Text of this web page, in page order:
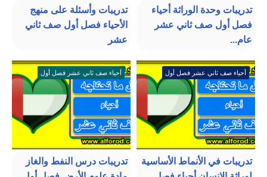
تدريبات وحدة الوراثة أحياء
فصل أول صف ثاني عشر
عام...
تدريبات وأسئلة على منهج
الأحياء فصل أول صف ثاني
عشر
أحياء صف ثاني عشر فصل أول
تدريبات في الأنماط الأساسية
أحياء صف ثاني عشر فصل أول
تدريبات درس النفط والغاز